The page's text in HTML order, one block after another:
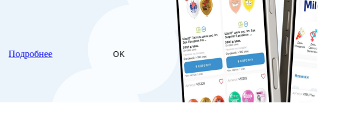
Подробнее OK